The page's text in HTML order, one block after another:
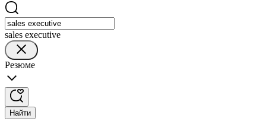
sales executive
Резюме
Найти